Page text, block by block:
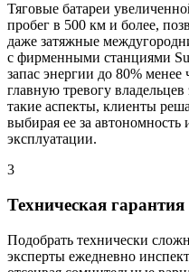
Тяговые батареи
пробег в 500 км и более,
даже затяжные
с фирменными станциями
запас энергии до 80% менее
главную тревогу
такие аспекты, клиенты
выбирая ее за
эксплуатации.
3
Техническая
Подобрать технически
эксперты ежедневно